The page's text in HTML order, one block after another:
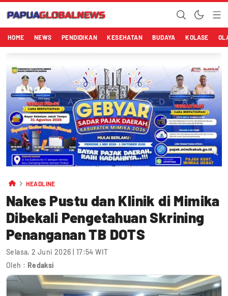
HOME NEWS PENDIDIKAN KESEHATAN BUDAYA KOLASE
HEADLINE
Nakes Pustu dan Klinik di Mimika
Dibekali Pengetahuan Skrining
Penanganan TB DOTS
Selasa, 2 Juni 2026 | 17:54 WIT
Oleh : Redaksi